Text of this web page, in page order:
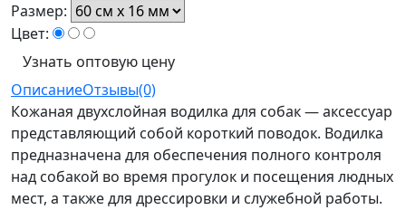
Размер:
Цвет:
Узнать оптовую цену
ОписаниеОтзывы(0)
Кожаная двухслойная водилка для собак — аксессуар
представляющий собой короткий поводок. Водилка
предназначена для обеспечения полного контроля
над собакой во время прогулок и посещения людных
мест, а также для дрессировки и служебной работы.